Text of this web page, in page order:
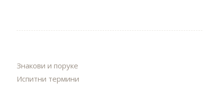
Знакови и поруке
Испитни термини